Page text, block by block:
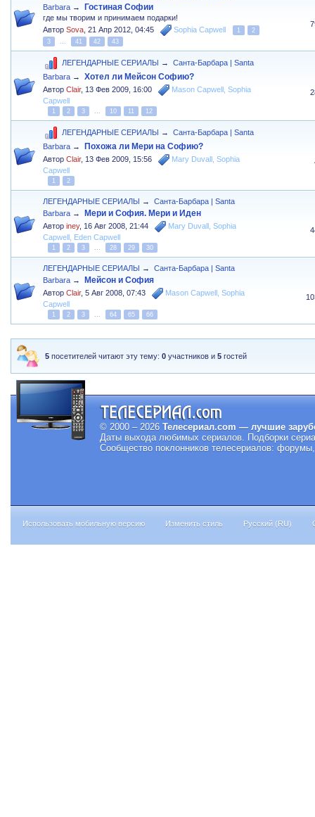
Barbara → Гостиная Софии
где мы творим и принимаем подарки!
АвторSova ,21 Апр 2012, 04:45 Sophia Capwell 1
2
3
41 42 43
ЛЕГЕНДАРНЫЕ СЕРИАЛЫ →
Санта-Барбара | Santa
Barbara → Хотел ли Мейсон Софию?
АвторClair, 13 Фев 2009, 16:00 Mason Capwell ,Sophia
Capwell
1 2 3 10 11 12
ЛЕГЕНДАРНЫЕ СЕРИАЛЫ →
Санта-Барбара | Santa
Barbara → Похожа ли Мери на Софию?
АвторClair, 13 Фев 2009, 15:56 Mary Duvall ,Sophia
Capwell
1 2
ЛЕГЕНДАРНЫЕ СЕРИАЛЫ →
Санта-Барбара | Santa
Barbara → Мери и София. Мери и Иден
Авторiney, 16 Авг 2008, 21:44 Mary Duvall ,Sophia
Capwell Eden Capwell
1 2 3 28 29 30
ЛЕГЕНДАРНЫЕ СЕРИАЛЫ →
Санта-Барбара | Santa
Barbara → Мейсон и София
АвторClair,5 Авг 2008, 07:43 Mason Capwell ,Sophia
Capwell
1 2 3 64 65 66
5 посетителей читают эту тему:0 участников и5 гостей
© 2000 – 2026 Телесериал.com — лучшие
Даты выхода любимых сериалов. Подборки
Сообщество поклонников телесериалов:
Использовать мобильную версию Изменить стиль Русский (RU)